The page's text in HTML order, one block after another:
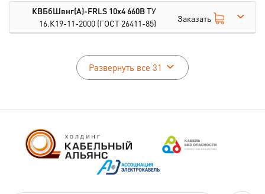
КВБбШвнг(А)-FRLS 10х4 660ВТУ
16.К19-11-2000 (ГОСТ 26411-85) Заказать
Развернуть все 31